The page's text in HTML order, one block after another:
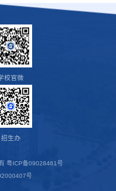
校官微
招生办
粤ICP备09028461号
号